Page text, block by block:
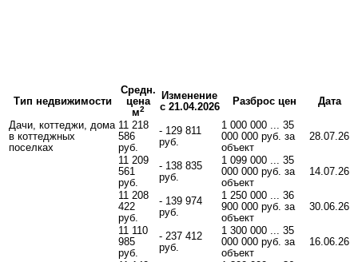
Тип недвижимости
Средн.
цена
м2
Изменение
с 21.04.2026
Разброс цен
Дата
Дачи, коттеджи, дома
в коттеджных
поселках
11 218
586
руб.
- 129 811
руб.
1 000 000 ... 35
000 000 руб. за
объект
28.07.26
11 209
561
руб.
- 138 835
руб.
1 099 000 ... 35
000 000 руб. за
объект
14.07.26
11 208
422
руб.
- 139 974
руб.
1 250 000 ... 36
900 000 руб. за
объект
30.06.26
11 110
985
руб.
- 237 412
руб.
1 300 000 ... 35
000 000 руб. за
объект
16.06.26